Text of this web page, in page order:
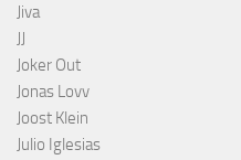
Jiva
JJ
Joker Out
Jonas Lovv
Joost Klein
Julio Iglesias